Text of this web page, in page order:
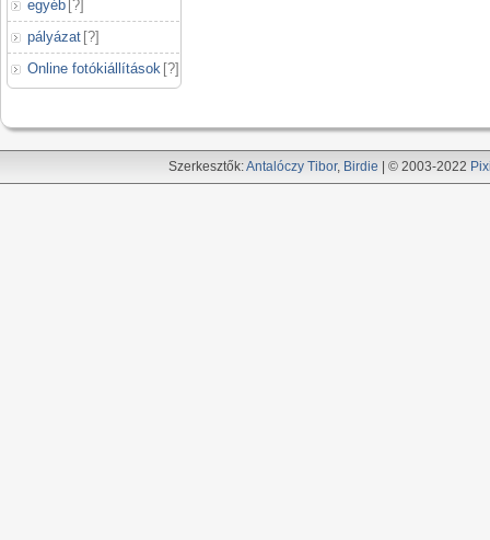
egyéb [?]
pályázat [?]
Online fotókiállítások [?]
Szerkesztők:Antalóczy Tibor, Birdie | © 2003-2022